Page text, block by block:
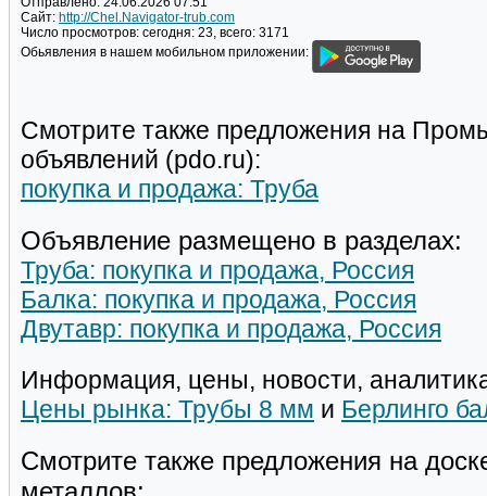
Сайт: http://Chel.Navigator-trub.com
Число просмотров: сегодня: 23, всего: 3171
Обьявления в нашем мобильном приложении:
Смотрите также предложения на
объявлений (pdo.ru):
покупка и продажа: Труба
Объявление размещено в разделах:
Труба: покупка и продажа, Россия
Балка: покупка и продажа, Россия
Двутавр: покупка и продажа, Россия
Информация, цены, новости,
Цены рынка: Трубы 8 мм и Берлинго
Смотрите также предложения на